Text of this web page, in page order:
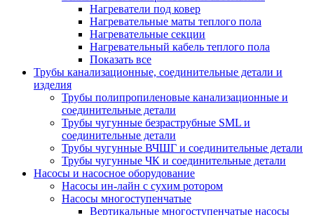
Нагреватели под ковер
Нагревательные маты теплого пола
Нагревательные секции
Нагревательный кабель теплого пола
Показать все
Трубы канализационные, соединительные детали и
изделия
Трубы полипропиленовые канализационные и
соединительные детали
Трубы чугунные безраструбные SML и
соединительные детали
Трубы чугунные ВЧШГ и соединительные детали
Трубы чугунные ЧК и соединительные детали
Насосы и насосное оборудование
Насосы ин-лайн с сухим ротором
Насосы многоступенчатые
Вертикальные многоступенчатые насосы